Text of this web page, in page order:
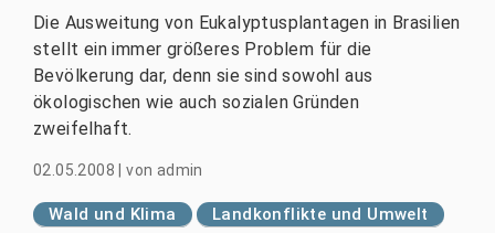
Die Ausweitung von Eukalyptusplantagen in Brasilien
stellt ein immer größeres Problem für die
Bevölkerung dar, denn sie sind sowohl aus
ökologischen wie auch sozialen Gründen
zweifelhaft.
02.05.2008 |von admin
Wald und Klima Landkonflikte und Umwelt